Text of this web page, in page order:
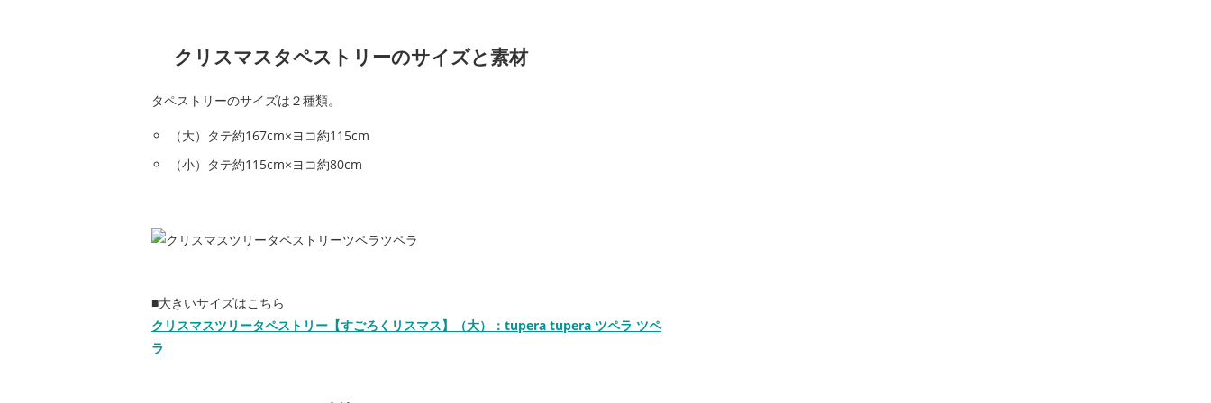
クリスマスタペストリーのサイズと素材
タペストリーのサイズは２種類。
（大）タテ約167cm×ヨコ約115cm
（小）タテ約115cm×ヨコ約80cm
■大きいサイズはこちら
クリスマスツリータペストリー【すごろくリスマス】（大）：tupera tupera ツペラ ツペ
ラ